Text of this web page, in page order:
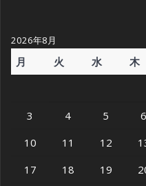
2026年8月
月 火 水 木
3
4 5 6
10
11 12
17
18 19